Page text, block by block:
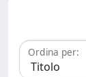
Ordina per: